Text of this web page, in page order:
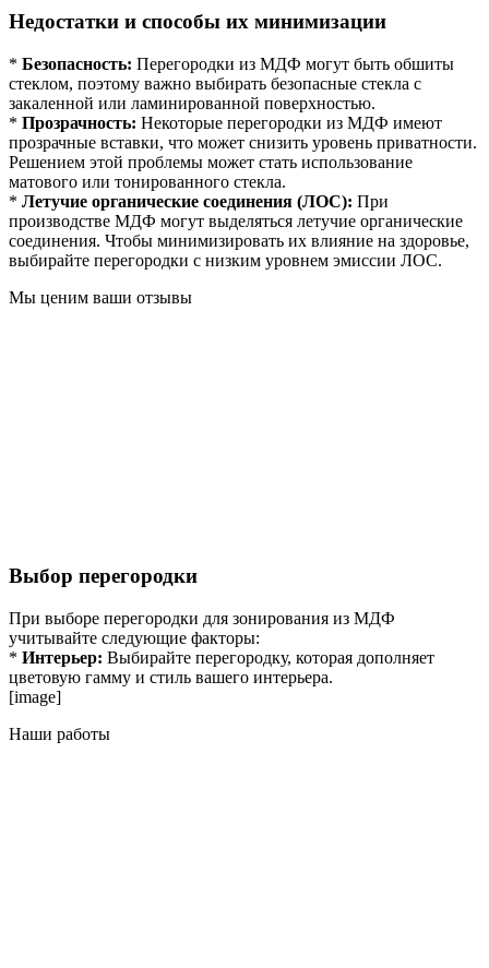
Недостатки и способы их минимизации
* Безопасность: Перегородки из МДФ могут быть обшиты
стеклом, поэтому важно выбирать безопасные стекла с
закаленной или ламинированной поверхностью.
* Прозрачность: Некоторые перегородки из МДФ имеют
прозрачные вставки, что может снизить уровень приватности.
Решением этой проблемы может стать использование
матового или тонированного стекла.
* Летучие органические соединения (ЛОС): При
производстве МДФ могут выделяться летучие органические
соединения. Чтобы минимизировать их влияние на здоровье,
выбирайте перегородки с низким уровнем эмиссии ЛОС.
Мы ценим ваши отзывы
Выбор перегородки
При выборе перегородки для зонирования из МДФ
учитывайте следующие факторы:
* Интерьер: Выбирайте перегородку, которая дополняет
цветовую гамму и стиль вашего интерьера.
[image]
Наши работы